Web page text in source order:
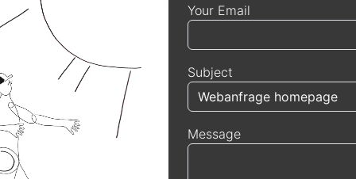
Your Email
Subject
Message